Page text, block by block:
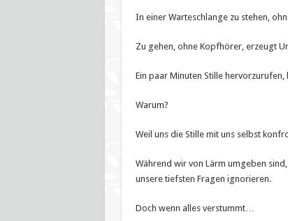
In einer Warteschlange zu stehen,
Zu gehen, ohne Kopfhörer, erzeugt
Ein paar Minuten Stille hervorzurufen,
Warum?
Weil uns die Stille mit uns selbst
Während wir von Lärm umgeben
unsere tiefsten Fragen ignorieren.
Doch wenn alles verstummt…